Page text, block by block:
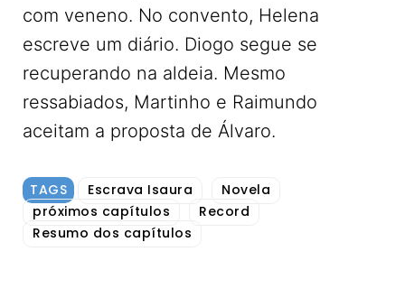
com veneno. No convento, Helena
escreve um diário. Diogo segue se
recuperando na aldeia. Mesmo
ressabiados, Martinho e Raimundo
aceitam a proposta de Álvaro.
TAGS Escrava Isaura
Novela
próximos capítulos
Record
Resumo dos capítulos